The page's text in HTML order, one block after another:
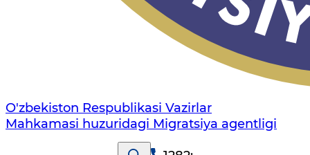
O'zbekiston Respublikasi Vazirlar
Mahkamasi huzuridagi Migratsiya agentligi